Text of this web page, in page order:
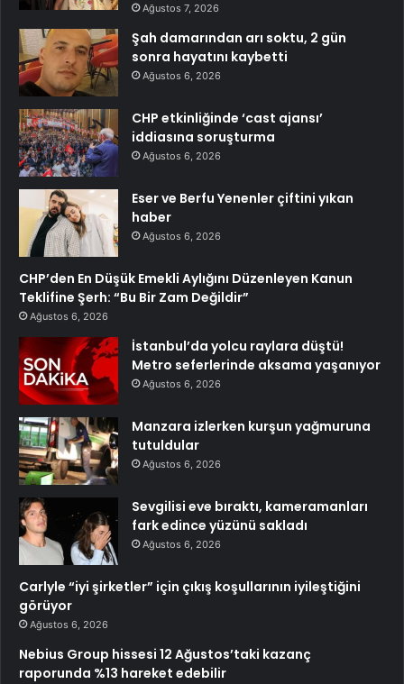
Ağustos 7, 2026
Şah damarından arı soktu, 2 gün
sonra hayatını kaybetti
Ağustos 6, 2026
CHP etkinliğinde ‘cast ajansı’
iddiasına soruşturma
Ağustos 6, 2026
Eser ve Berfu Yenenler çiftini yıkan
haber
Ağustos 6, 2026
CHP’den En Düşük Emekli Aylığını Düzenleyen Kanun
Teklifine Şerh: “Bu Bir Zam Değildir”
Ağustos 6, 2026
İstanbul’da yolcu raylara düştü!
Metro seferlerinde aksama yaşanıyor
Ağustos 6, 2026
Manzara izlerken kurşun yağmuruna
tutuldular
Ağustos 6, 2026
Sevgilisi eve bıraktı, kameramanları
fark edince yüzünü sakladı
Ağustos 6, 2026
Carlyle “iyi şirketler” için çıkış koşullarının iyileştiğini
görüyor
Ağustos 6, 2026
Nebius Group hissesi 12 Ağustos’taki kazanç
raporunda %13 hareket edebilir